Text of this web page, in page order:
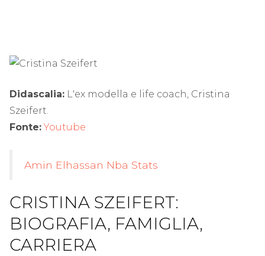
Didascalia: L'ex modella e life coach, Cristina
Szeifert.
Fonte: Youtube
Amin Elhassan Nba Stats
CRISTINA SZEIFERT:
BIOGRAFIA, FAMIGLIA,
CARRIERA